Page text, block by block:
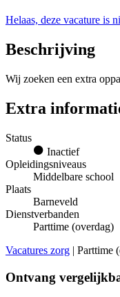
Helaas, deze vacature is
Beschrijving
Wij zoeken een extra
Extra
Status
Inactief
Opleidingsniveaus
Middelbare school
Plaats
Barneveld
Dienstverbanden
Parttime (overdag)
Vacatures zorg | Parttime
Ontvang